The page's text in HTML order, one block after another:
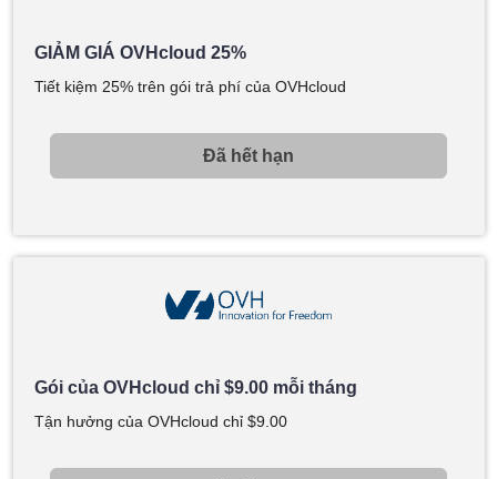
GIẢM GIÁ OVHcloud 25%
Tiết kiệm 25% trên gói trả phí của OVHcloud
Đã hết hạn
Gói của OVHcloud chỉ $9.00mỗi tháng
Tận hưởng của OVHcloud chỉ $9.00